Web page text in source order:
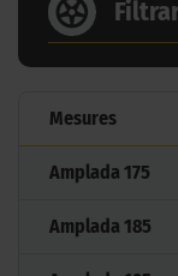
Mesures
Amplada 175
Amplada 185